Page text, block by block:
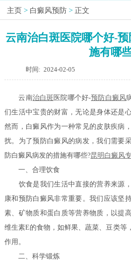
主页 > 白癜风预防 > 正文
云南治白斑医院哪个好-
施有哪
时间: 2024-02-05
云南治白斑 医院哪个好-预防白癜风
们生活中宝贵的财富，无论是身体还是
然而，白癜风作为一种常见的皮肤疾病
扰。为了预防白癜风的病发，我们需要
防白癜风病发的措施有哪些?昆明白癜风
一、合理饮食
饮食是我们生活中直接的营养来源，
康和预防白癜风非常重要。我们应该坚
素、矿物质和蛋白质等营养物质，以提
维生素E的食物，如鲜果、蔬菜、豆类等
作用。
二、科学锻炼